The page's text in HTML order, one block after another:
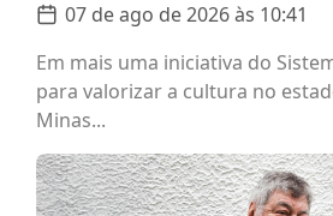
07 de ago de 2026 às 10:41
Em mais uma iniciativa do
para valorizar a cultura no
Minas...